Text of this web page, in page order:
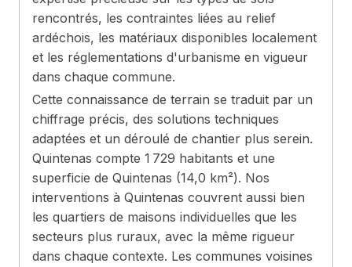
rencontrés, les contraintes liées au relief
ardéchois, les matériaux disponibles localement
et les réglementations d'urbanisme en vigueur
dans chaque commune.
Cette connaissance de terrain se traduit par un
chiffrage précis, des solutions techniques
adaptées et un déroulé de chantier plus serein.
Quintenas compte 1 729 habitants et une
superficie de Quintenas (14,0 km²). Nos
interventions à Quintenas couvrent aussi bien
les quartiers de maisons individuelles que les
secteurs plus ruraux, avec la même rigueur
dans chaque contexte. Les communes voisines